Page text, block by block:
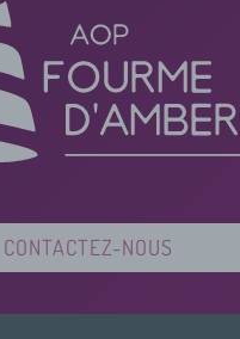
CONTACTEZ-NOUS